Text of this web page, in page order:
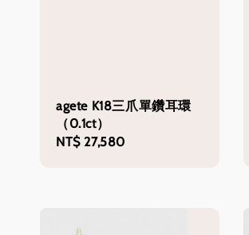
agete K18三爪單鑽耳環
（0.1ct）
Regular
NT$ 27,580